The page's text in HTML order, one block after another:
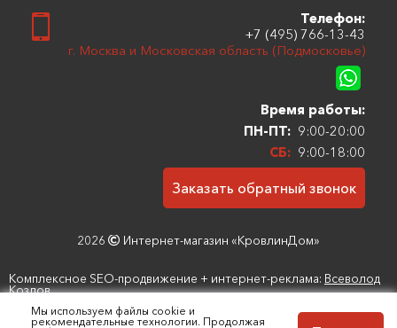
Телефон:
+7 (495) 766-13-43
г. Москва и Московская область (Подмосковье)
Время работы:
ПН-ПТ: 9:00-20:00
СБ: 9:00-18:00
Заказать обратный звонок
2026 Интернет-магазин «КровлинДом»
Комплексное SEO-продвижение + интернет-реклама: Всеволод
Козлов
Мы используем файлы cookie и
рекомендательные технологии. Продолжая